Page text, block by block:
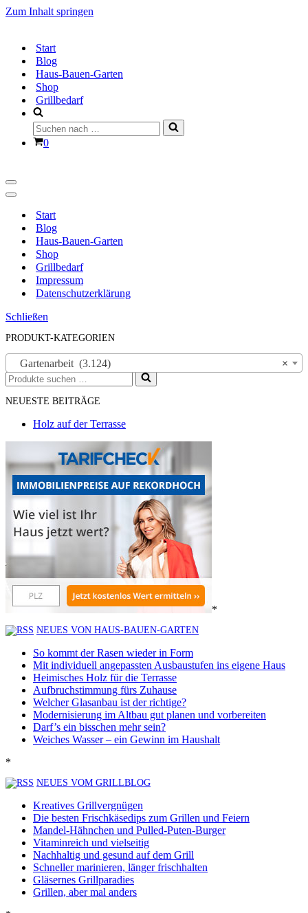
Zum Inhalt springen
Start
Blog
Haus-Bauen-Garten
Shop
Grillbedarf
Suchen
nach …
Warenkorb
0
Navigationsmenü
Navigationsmenü
Start
Blog
Haus-Bauen-Garten
Shop
Grillbedarf
Impressum
Datenschutzerklärung
Schließen
PRODUKT-KATEGORIEN
×
Gartenarbeit (3.124)
Suchen
nach …
NEUESTE BEITRÄGE
Holz auf der Terrasse
*
NEUES VON HAUS-BAUEN-GARTEN
So kommt der Rasen wieder in Form
Mit individuell angepassten Ausbaustufen ins eigene Haus
Heimisches Holz für die Terrasse
Aufbruchstimmung fürs Zuhause
Welcher Glasanbau ist der richtige?
Modernisierung im Altbau gut planen und vorbereiten
Darf’s ein bisschen mehr sein?
Weiches Wasser – ein Gewinn im Haushalt
*
NEUES VOM GRILLBLOG
Kreatives Grillvergnügen
Die besten Frischkäsedips zum Grillen und Feiern
Mandel-Hähnchen und Pulled-Puten-Burger
Vitaminreich und vielseitig
Nachhaltig und gesund auf dem Grill
Schneller marinieren, länger frischhalten
Gläsernes Grillparadies
Grillen, aber mal anders